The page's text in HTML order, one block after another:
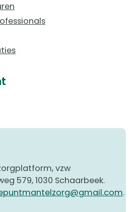
vzw
579, 1030 Schaarbeek.
.